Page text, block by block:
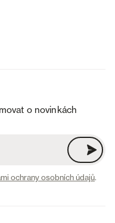
o novinkách
ochrany osobních údajů.